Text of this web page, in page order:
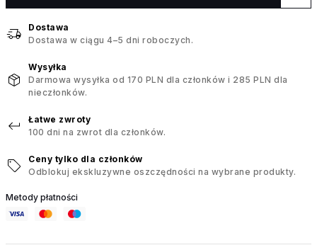
Dostawa
Dostawa w ciągu 4–5 dni roboczych.
Wysyłka
Darmowa wysyłka od 170 PLN dla członków i 285 PLN dla
nieczłonków.
Łatwe zwroty
100 dni na zwrot dla członków.
Ceny tylko dla członków
Odblokuj ekskluzywne oszczędności na wybrane produkty.
Metody płatności